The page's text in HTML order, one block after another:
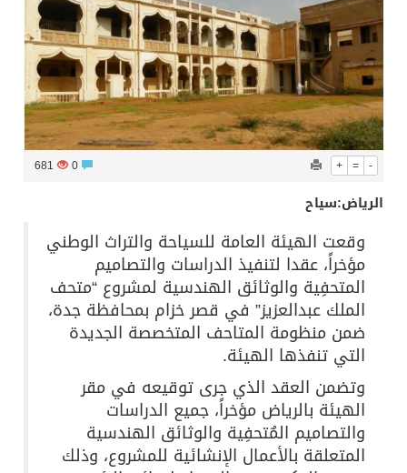
+ = -
681
الرياض:سياح
وقعت الهيئة العامة للسياحة والتراث الوطني
مؤخراً، عقدا لتنفيذ الدراسات والتصاميم
المتحفِية والوثائق الهندسية لمشروع “متحف
الملك عبدالعزيز” في قصر خزام بمحافظة جدة،
ضمن منظومة المتاحف المتخصصة الجديدة
التي تنفذها الهيئة.​
وتضمن العقد الذي جرى توقيعه في مقر
الهيئة بالرياض مؤخراً، جميع الدراسات
والتصاميم المٌتحفِية والوثائق الهندسية
المتعلقة بالأعمال الإنشائية للمشروع، وذلك